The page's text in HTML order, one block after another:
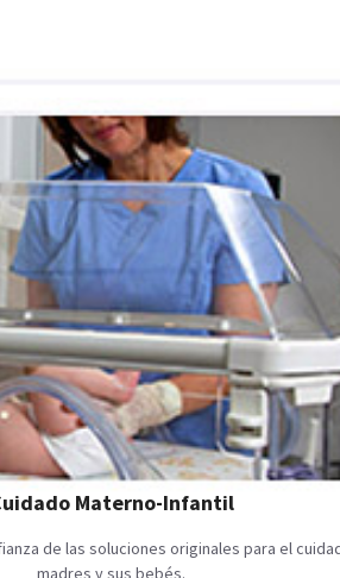
Materno-Infantil
de las soluciones originales para el
madres y sus bebés.